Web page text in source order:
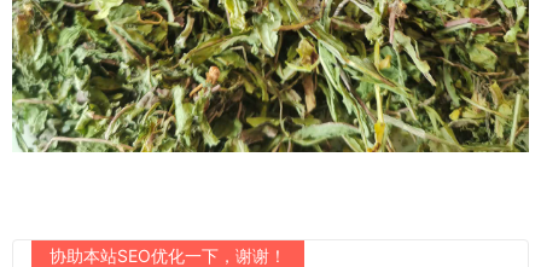
协助本站SEO优化一下，谢谢！